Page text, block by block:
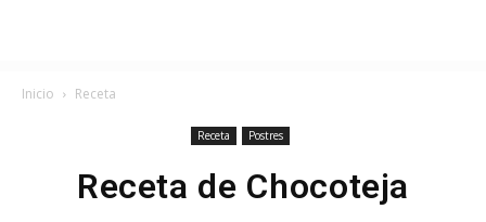
Inicio Receta
Receta Postres
Receta de Chocoteja